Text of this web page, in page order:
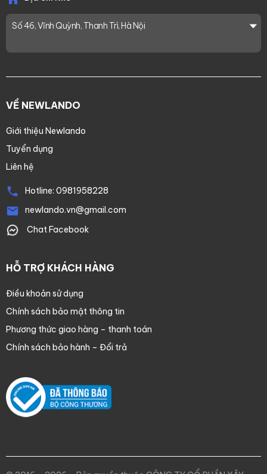
Số 46, Vĩnh Quỳnh, Thanh Trì, Hà Nội
VỀ NEWLANDO
Giới thiệu Newlando
Tuyển dụng
Liên hệ
Hotline: 0981958228
newlando.vn@gmail.com
Chat Facebook
HỖ TRỢ KHÁCH HÀNG
Điều khoản sử dụng
Chính sách bảo mật thông tin
Phương thức giao hàng – thanh toán
Chính sách bảo hành – Đổi trả